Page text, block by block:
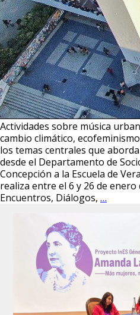
Actividades sobre música
cambio climático,
los temas centrales que
desde el Departamento de
Concepción a la Escuela de
realiza entre el 6 y 26 de
Encuentros, Diálogos, …
para
Escuela
de
Verano